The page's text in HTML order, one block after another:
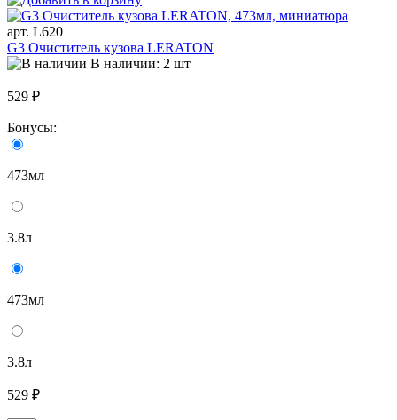
арт. L620
G3 Очиститель кузова LERATON
В наличии: 2 шт
529 ₽
Бонусы:
473мл
3.8л
473мл
3.8л
529 ₽